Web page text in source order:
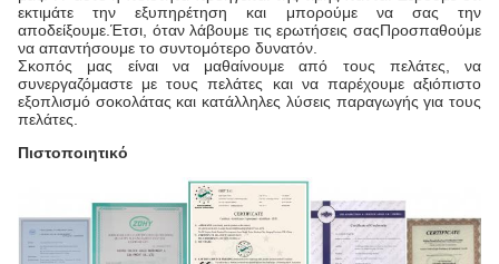
εκτιμάτε την εξυπηρέτηση και μπορούμε να σας την
αποδείξουμε.Έτσι, όταν λάβουμε τις ερωτήσεις σαςΠροσπαθούμε
να απαντήσουμε το συντομότερο δυνατόν.
Σκοπός μας είναι να μαθαίνουμε από τους πελάτες, να
συνεργαζόμαστε με τους πελάτες και να παρέχουμε αξιόπιστο
εξοπλισμό σοκολάτας και κατάλληλες λύσεις παραγωγής για τους
πελάτες.
Πιστοποιητικό